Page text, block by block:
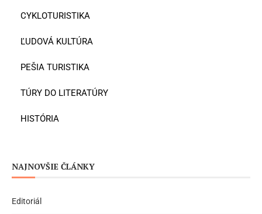
CYKLOTURISTIKA
ĽUDOVÁ KULTÚRA
PEŠIA TURISTIKA
TÚRY DO LITERATÚRY
HISTÓRIA
NAJNOVŠIE ČLÁNKY
Editoriál